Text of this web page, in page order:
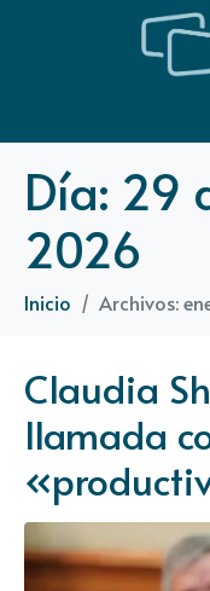
Día: 29
2026
Inicio Archivos:
Claudia
llamada